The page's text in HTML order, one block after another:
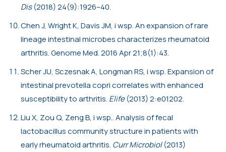
Dis(2018) 24(9):1926–40.
Chen J, Wright K, Davis JM, i wsp. An expansion of rare
lineage intestinal microbes characterizes rheumatoid
arthritis. Genome Med. 2016 Apr 21;8(1):43.
Scher JU, Sczesnak A, Longman RS, i wsp. Expansion of
intestinal prevotella copri correlates with enhanced
susceptibility to arthritis. Elife(2013) 2:e01202.
Liu X, Zou Q, Zeng B, i wsp.. Analysis of fecal
lactobacillus community structure in patients with
early rheumatoid arthritis. Curr Microbiol(2013)